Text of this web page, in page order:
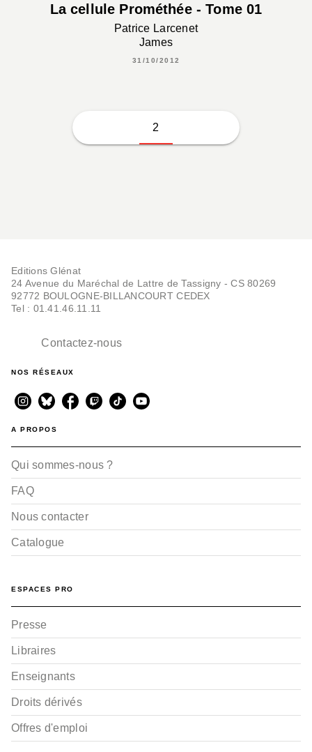
La cellule Prométhée - Tome 01
Patrice Larcenet
James
31/10/2012
2
Editions Glénat
24 Avenue du Maréchal de Lattre de Tassigny - CS 80269
92772 BOULOGNE-BILLANCOURT CEDEX
Tel : 01.41.46.11.11
Contactez-nous
NOS RÉSEAUX
A PROPOS
Qui sommes-nous ?
FAQ
Nous contacter
Catalogue
ESPACES PRO
Presse
Libraires
Enseignants
Droits dérivés
Offres d'emploi